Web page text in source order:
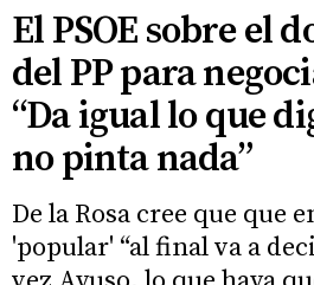
El PSOE sobre el
del PP para
“Da igual lo que
no pinta nada”
De la Rosa cree que que
'popular' “al final va a